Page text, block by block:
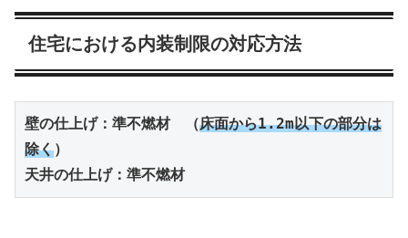
住宅における内装制限の対応方法
壁の仕上げ：準不燃材　（床面から1.2m以下の部分は
除く）
天井の仕上げ：準不燃材